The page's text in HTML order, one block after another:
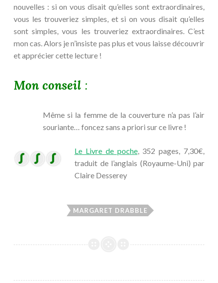
nouvelles : si on vous disait qu’elles sont extraordinaires,
vous les trouveriez simples, et si on vous disait qu’elles
sont simples, vous les trouveriez extraordinaires. C’est
mon cas. Alors je n’insiste pas plus et vous laisse découvrir
et apprécier cette lecture !
Mon conseil :
Même si la femme de la couverture n’a pas l’air
souriante… foncez sans a priori sur ce livre !
Le Livre de poche, 352 pages, 7,30€,
traduit de l’anglais (Royaume-Uni) par
Claire Desserey
MARGARET DRABBLE